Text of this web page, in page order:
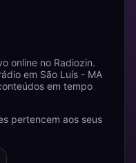
online no Radiozin.
em São Luís - MA
em tempo
pertencem aos seus